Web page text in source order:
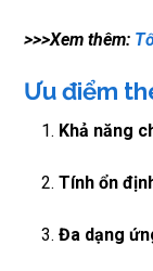
>>>Xem thêm:
Ưu điểm
Khả năng
Tính ổn
Đa dạng